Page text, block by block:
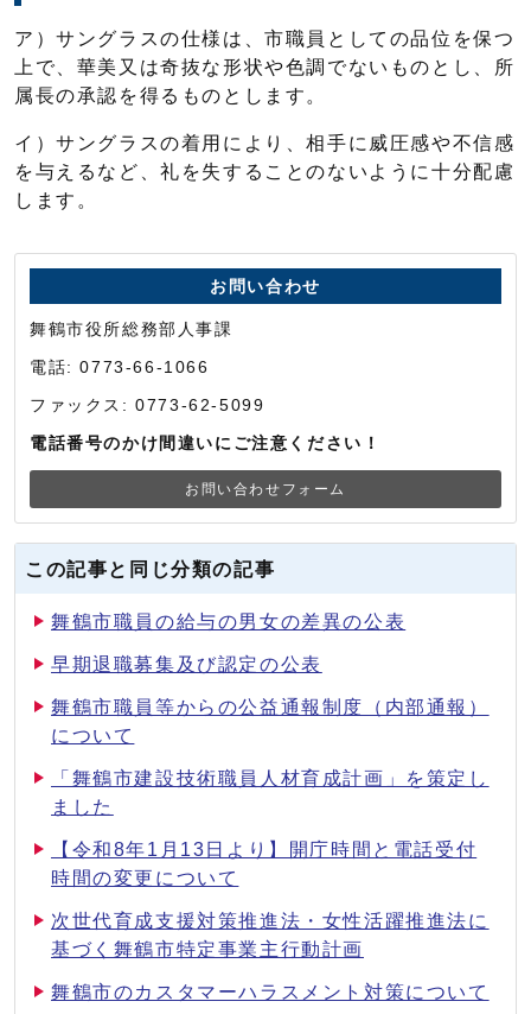
ア）サングラスの仕様は、市職員としての品位を保つ
上で、華美又は奇抜な形状や色調でないものとし、所
属長の承認を得るものとします。
イ）サングラスの着用により、相手に威圧感や不信感
を与えるなど、礼を失することのないように十分配慮
します。
お問い合わせ
舞鶴市役所総務部人事課
電話: 0773-66-1066
ファックス: 0773-62-5099
電話番号のかけ間違いにご注意ください！
お問い合わせフォーム
この記事と同じ分類の記事
舞鶴市職員の給与の男女の差異の公表
早期退職募集及び認定の公表
舞鶴市職員等からの公益通報制度（内部通報）
について
「舞鶴市建設技術職員人材育成計画」を策定し
ました
【令和8年1月13日より】開庁時間と電話受付
時間の変更について
次世代育成支援対策推進法・女性活躍推進法に
基づく舞鶴市特定事業主行動計画
舞鶴市のカスタマーハラスメント対策について